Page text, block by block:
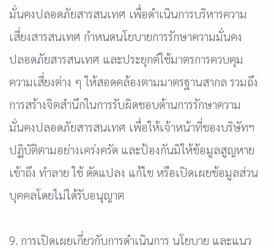
มั่นคงปลอดภัยสารสนเทศ เพื่อดำเนินการบริหารความ
เสี่ยงสารสนเทศ กำหนดนโยบายการรักษาความมั่นคง
ปลอดภัยสารสนเทศ และประยุกต์ใช้มาตรการควบคุม
ความเสี่ยงต่าง ๆ ให้สอดคล้องตามมาตรฐานสากล รวมถึง
การสร้างจิตสำนึกในการรับผิดชอบด้านการรักษาความ
มั่นคงปลอดภัยสารสนเทศ เพื่อให้เจ้าหน้าที่ของบริษัทฯ
ปฏิบัติตามอย่างเคร่งครัด และป้องกันมิให้ข้อมูลสูญหาย
เข้าถึง ทำลาย ใช้ ดัดแปลง แก้ไข หรือเปิดเผยข้อมูลส่วน
บุคคลโดยไม่ได้รับอนุญาต
9. การเปิดเผยเกี่ยวกับการดำเนินการ นโยบาย และแนว